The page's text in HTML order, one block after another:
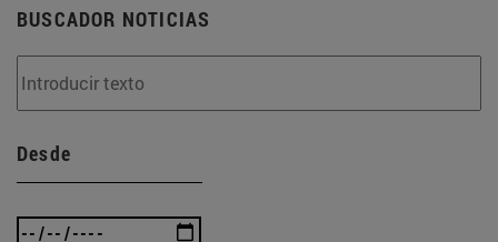
BUSCADOR NOTICIAS
Desde